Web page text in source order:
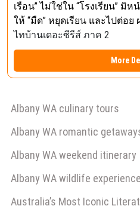
เรือน” ไม่ใช่ใน “โรงเรียน” มิ
ให้ “มืด” หยุดเรียน และไปต่อย
ไทบ้านเดอะซีรีส์ ภาค 2
More
Albany WA culinary tours
Albany WA romantic
Albany WA weekend itinerary
Albany WA wildlife
Australia’s Most Iconic